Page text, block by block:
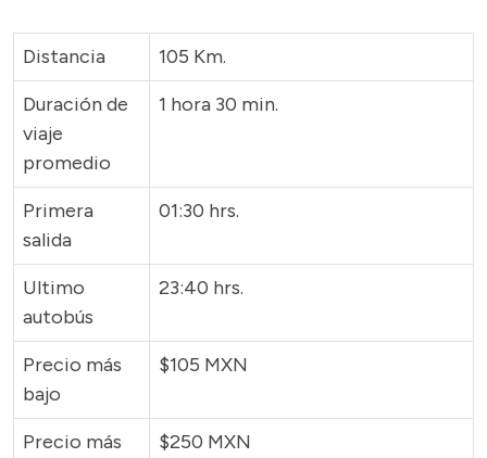
Distancia
105 Km.
Duración de
viaje
promedio
1 hora 30 min.
Primera
salida
01:30 hrs.
Ultimo
autobús
23:40 hrs.
Precio más
bajo
$105 MXN
Precio más
$250 MXN